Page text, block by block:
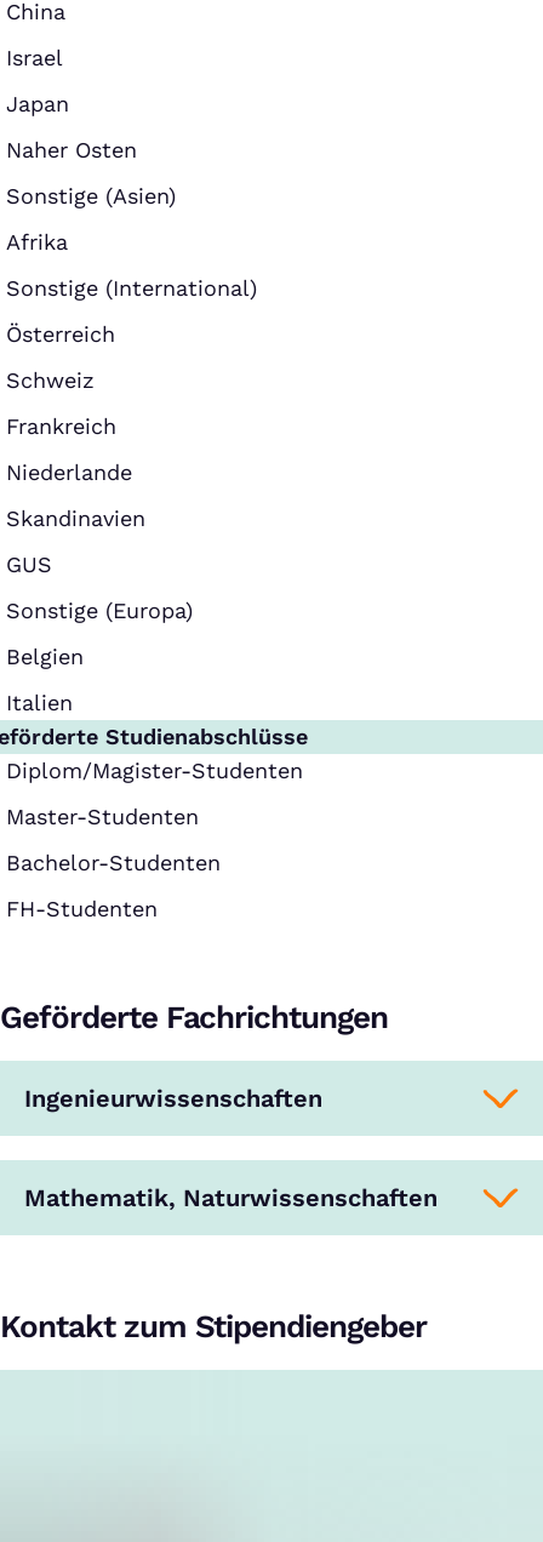
China
Israel
Japan
Naher Osten
Sonstige (Asien)
Afrika
Sonstige (International)
Österreich
Schweiz
Frankreich
Niederlande
Skandinavien
GUS
Sonstige (Europa)
Belgien
Italien
Studienabschlüsse
Diplom/Magister-Studenten
Master-Studenten
Bachelor-Studenten
FH-Studenten
Geförderte Fachrichtungen
Ingenieurwissenschaften
Mathematik, Naturwissenschaften
Kontakt zum Stipendiengeber